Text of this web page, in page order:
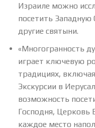
Израиле можно
посетить Западную
другие святыни.
«Многогранность
играет ключевую
традициях,
Экскурсии в
возможность
Господня, Церковь
каждое место